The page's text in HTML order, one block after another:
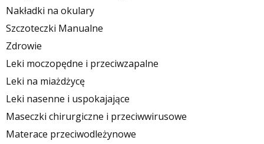
Nakładki na okulary
Szczoteczki Manualne
Zdrowie
Leki moczopędne i przeciwzapalne
Leki na miażdżycę
Leki nasenne i uspokajające
Maseczki chirurgiczne i przeciwwirusowe
Materace przeciwodleżynowe